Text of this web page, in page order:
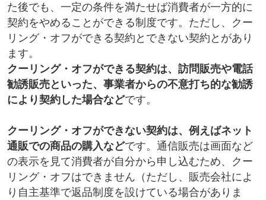
た後でも、一定の条件を満たせば消費者が一方的に
契約をやめることができる制度です。ただし、クー
リング・オフができる契約とできない契約とがあり
ます。
クーリング・オフができる契約は、訪問販売や電話
勧誘販売といった、事業者からの不意打ち的な勧誘
により契約した場合などです。
クーリング・オフができない契約は、例えばネット
通販での商品の購入などです。通信販売は画面など
の表示を見て消費者が自分から申し込むため、クー
リング・オフはできません（ただし、販売会社によ
り自主基準で返品制度を設けている場合がありま